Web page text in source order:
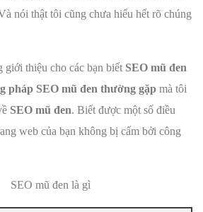
nói thật tôi cũng chưa hiểu hết rõ chúng
giới thiệu cho các bạn biết SEO mũ đen
pháp SEO mũ đen thường gặp mà tôi
SEO mũ đen. Biết được một số điều
web của bạn không bị cấm bởi công